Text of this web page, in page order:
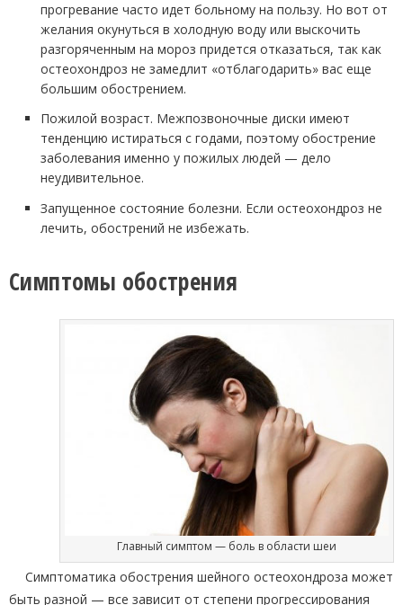
прогревание часто идет больному на пользу. Но вот от
желания окунуться в холодную воду или выскочить
разгоряченным на мороз придется отказаться, так как
остеохондроз не замедлит «отблагодарить» вас еще
большим обострением.
Пожилой возраст. Межпозвоночные диски имеют
тенденцию истираться с годами, поэтому обострение
заболевания именно у пожилых людей — дело
неудивительное.
Запущенное состояние болезни. Если остеохондроз не
лечить, обострений не избежать.
Симптомы обострения
Главный симптом — боль в области шеи
Симптоматика обострения шейного остеохондроза может
быть разной — все зависит от степени прогрессирования